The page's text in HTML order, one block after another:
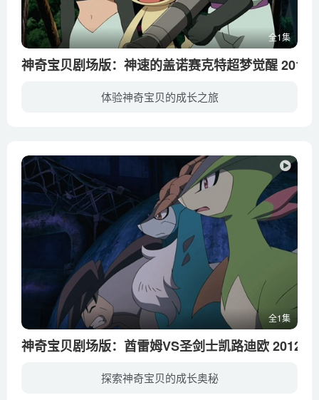
全1集
神奇宝贝剧场版：神速的盖诺赛克特超梦觉醒 2013
体验神奇宝贝的成长之旅
全1集
神奇宝贝剧场版：酋雷姆VS圣剑士凯路迪欧 2012
探索神奇宝贝的成长奥秘